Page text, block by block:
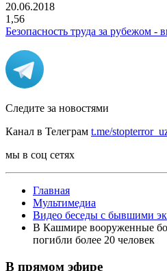
20.06.2018
1,56
Безопасность труда за рубежом -
Следите за новостями
Канал в Телеграм t.me/
мы в соц сетях
Главная
Мультимедиа
Видео беседы с бывшими
В Кашмире вооруженные
погибли более 20 человек
В прямом эфире